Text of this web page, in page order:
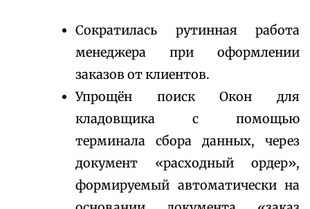
Сократилась рутинная работа
менеджера при оформлении
заказов от клиентов.
Упрощён поиск Окон для
кладовщика с помощью
терминала сбора данных, через
документ «расходный ордер»,
формируемый автоматически на